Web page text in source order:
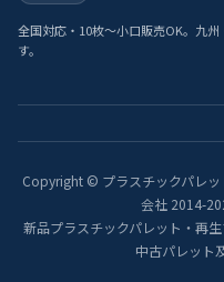
全国対応・10枚〜小口販売OK。九
す。
Copyright © プラスチックパレッ
会社 2014-
新品プラスチックパレット・再
中古パレット